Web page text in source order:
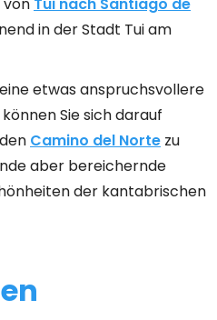
in der Stadt Tui am
etwas anspruchsvollere
Sie sich darauf
Camino del Norte zu
aber bereichernde
der kantabrischen